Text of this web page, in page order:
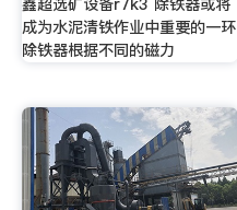
鑫超选矿设备r7k3 除铁器或将
成为水泥清铁作业中重要的一环
除铁器根据不同的磁力